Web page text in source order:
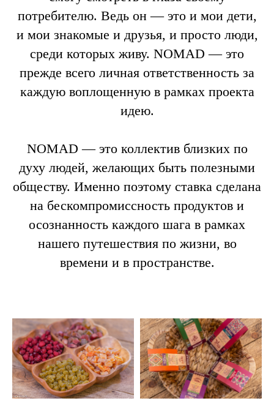
потребителю. Ведь он — это и мои дети,
и мои знакомые и друзья, и просто люди,
среди которых живу. NOMAD — это
прежде всего личная ответственность за
каждую воплощенную в рамках проекта
идею.
NOMAD — это коллектив близких по
духу людей, желающих быть полезными
обществу. Именно поэтому ставка сделана
на бескомпромиссность продуктов и
осознанность каждого шага в рамках
нашего путешествия по жизни, во
времени и в пространстве.